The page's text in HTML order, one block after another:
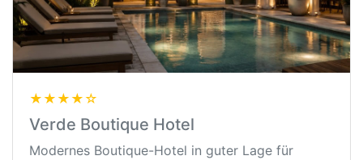
★★★★☆
Verde Boutique Hotel
Modernes Boutique-Hotel in guter Lage für